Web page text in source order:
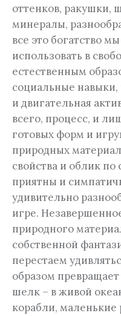
оттенков, ракушки,
минералы,
все это богатство
использовать в
естественным
социальные навыки,
и двигательная
всего, процесс, и
готовых форм и
природных
свойства и облик
приятны и
удивительно
игре.
природного
собственной
перестаем
образом
шелк – в живой
корабли, маленькие